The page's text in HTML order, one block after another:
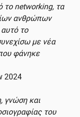
networking, τα
ανθρώπων
το
με νέα
φάνηκε
2024
γνώση και
του